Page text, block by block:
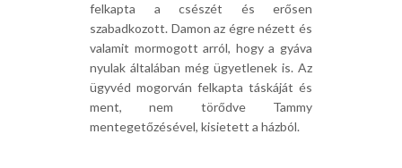
felkapta a csészét és erősen
szabadkozott. Damon az égre nézett és
valamit mormogott arról, hogy a gyáva
nyulak általában még ügyetlenek is. Az
ügyvéd mogorván felkapta táskáját és
ment, nem törődve Tammy
mentegetőzésével, kisietett a házból.